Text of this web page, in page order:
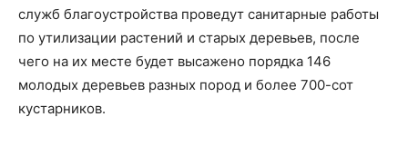
служб благоустройства проведут санитарные работы
по утилизации растений и старых деревьев, после
чего на их месте будет высажено порядка 146
молодых деревьев разных пород и более 700-сот
кустарников.